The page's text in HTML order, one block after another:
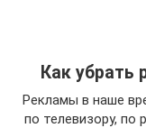
Как убрать
Рекламы в наше
по телевизору, по